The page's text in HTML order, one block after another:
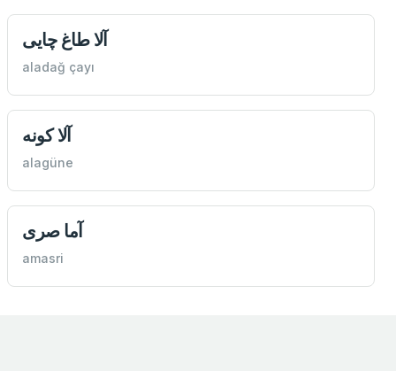
آلا طاغ چایی
aladağ çayı
آلا كونه
alagüne
آما صری
amasri